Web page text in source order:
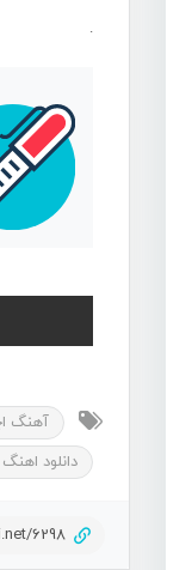
.
آهنگ
دانلود
6298